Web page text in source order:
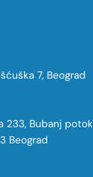
7, Beograd
233, Bubanj potok
Beograd